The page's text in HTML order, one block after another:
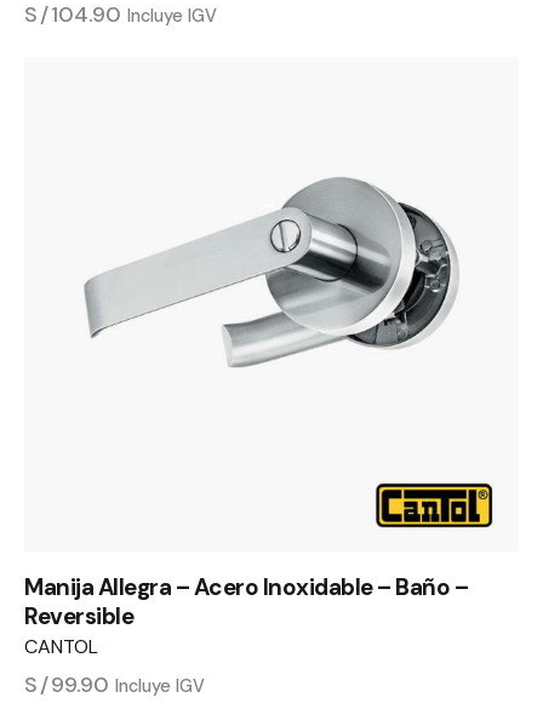
S/104.90 Incluye IGV
Manija Allegra – Acero Inoxidable – Baño –
Reversible
CANTOL
S/99.90 Incluye IGV